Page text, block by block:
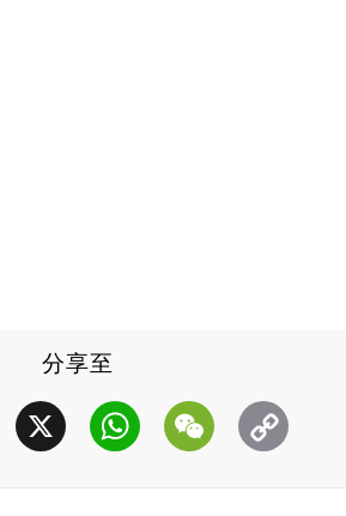
分享至
Facebook
X WhatsAppWeChat